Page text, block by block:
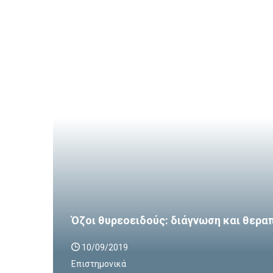
Όζοι θυρεοειδούς: διάγνωση και
10/09/2019
Επιστημονικά